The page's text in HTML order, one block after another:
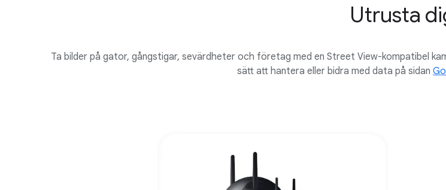
Utrusta
Ta bilder på gator, gångstigar, sevärdheter och företag med en Street View-kompatibel
sätt att hantera eller bidra med data på sidan